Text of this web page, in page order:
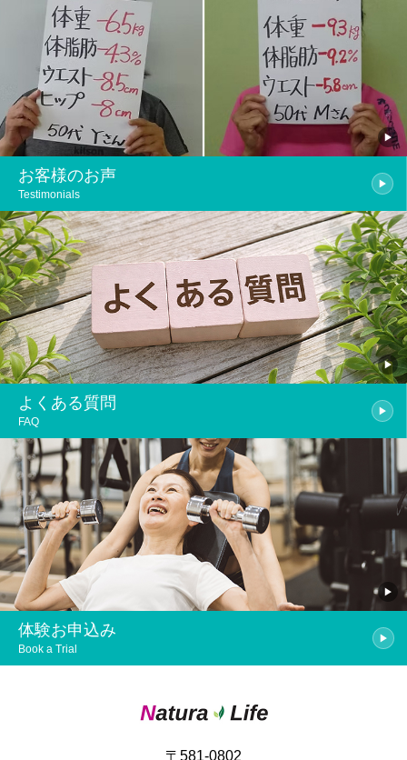
お客様のお声
Testimonials
よくある質問
FAQ
体験お申込み
Book a Trial
〒581-0802